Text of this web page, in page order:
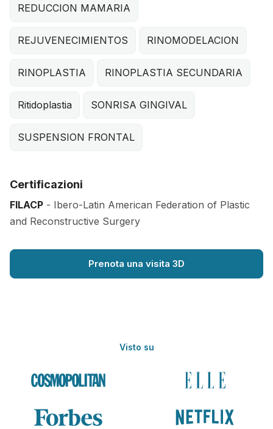
REDUCCION MAMARIA
REJUVENECIMIENTOS RINOMODELACION
RINOPLASTIA RINOPLASTIA SECUNDARIA
Ritidoplastia SONRISA GINGIVAL
SUSPENSION FRONTAL
Certificazioni
FILACP - Ibero-Latin American Federation of Plastic
and Reconstructive Surgery
Prenota una visita 3D
Visto su